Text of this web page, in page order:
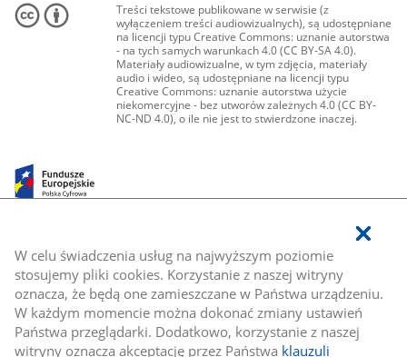
W celu świadczenia usług na najwyższym poziomie
stosujemy pliki cookies. Korzystanie z naszej witryny
oznacza, że będą one zamieszczane w Państwa urządzeniu.
W każdym momencie można dokonać zmiany ustawień
Państwa przeglądarki. Dodatkowo, korzystanie z naszej
witryny oznacza akceptację przez Państwa klauzuli
Treści tekstowe publikowane w serwisie (z
wyłączeniem treści audiowizualnych), są udostępniane
na licencji typu Creative Commons: uznanie autorstwa
- na tych samych warunkach 4.0 (CC BY-SA 4.0).
Materiały audiowizualne, w tym zdjęcia, materiały
audio i wideo, są udostępniane na licencji typu
Creative Commons: uznanie autorstwa użycie
niekomercyjne - bez utworów zależnych 4.0 (CC BY-
NC-ND 4.0), o ile nie jest to stwierdzone inaczej.